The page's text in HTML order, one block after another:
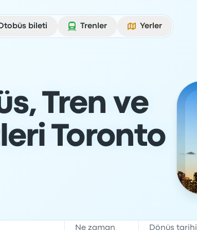
bileti
Trenler Yerler
Tren ve
Toronto
Ne zaman Dönüş tarihi